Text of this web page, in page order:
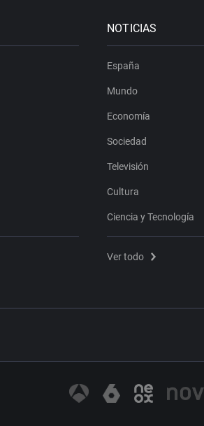
NOTICIAS
España
Mundo
Economía
Sociedad
Televisión
Cultura
Ciencia y Tecnología
Ver todo